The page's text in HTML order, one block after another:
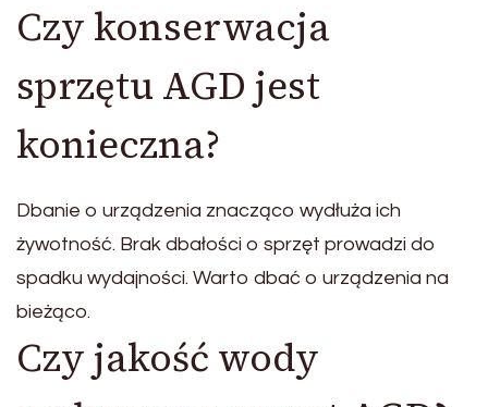
Czy konserwacja
sprzętu AGD jest
konieczna?
Dbanie o urządzenia znacząco wydłuża ich
żywotność. Brak dbałości o sprzęt prowadzi do
spadku wydajności. Warto dbać o urządzenia na
bieżąco.
Czy jakość wody